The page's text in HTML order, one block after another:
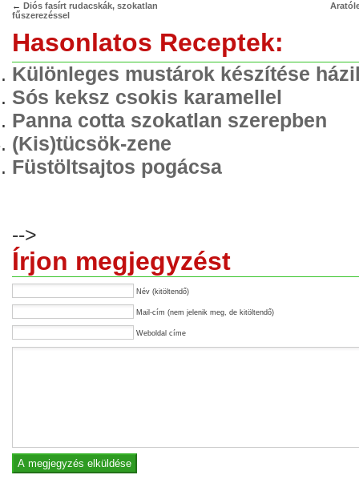
← Diós fasírt rudacskák, szokatlan
fűszerezéssel
Hasonlatos Receptek:
Különleges mustárok készítése
Sós keksz csokis karamellel
Panna cotta szokatlan szerepben
(Kis)tücsök-zene
Füstöltsajtos pogácsa
-->
Írjon megjegyzést
Név (kitöltendő)
Mail-cím (nem jelenik meg, de kitöltendő)
Weboldal címe